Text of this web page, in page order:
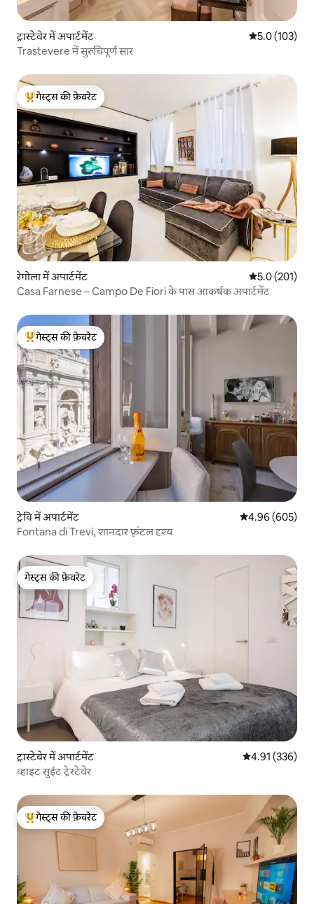
ट्रास्टेवेर में अपार्टमेंट औसत रेटिंग 5 में
5.0 (103)
Trastevere में सुरुचिपूर्ण सार
गेस्ट्स का टॉप फ़ेवरेट
गेस्ट्स की फ़ेवरेट
रेगोला में अपार्टमेंट औसत रेटिंग 5 में
5.0 (201)
Casa Farnese – Campo De Fiori के पास आकर्षक अपार्टमेंट
गेस्ट्स का टॉप फ़ेवरेट
गेस्ट्स की फ़ेवरेट
ट्रेवि में अपार्टमेंट औसत रेटिंग 5 में से
4.96 (605)
Fontana di Trevi, शानदार फ़्रंटल दृश्य
गेस्ट्स की फ़ेवरेट
गेस्ट्स की फ़ेवरेट
ट्रास्टेवेर में अपार्टमेंट औसत रेटिंग 5 में से
4.91 (336)
व्हाइट सुईट ट्रेस्टेवेर
गेस्ट्स का टॉप फ़ेवरेट
गेस्ट्स की फ़ेवरेट